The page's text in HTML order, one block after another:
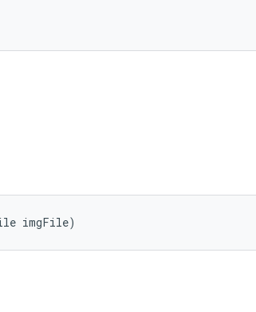
imgFile)